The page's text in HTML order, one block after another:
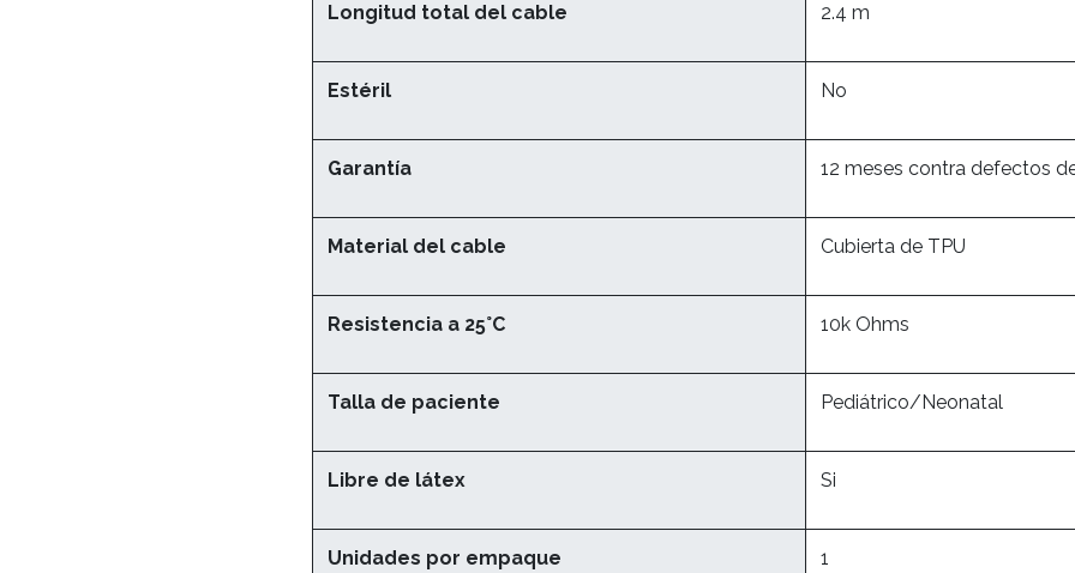
Longitud total del cable 2.4 m
Estéril No
Garantía 12 meses contra defectos
Material del cable Cubierta de TPU
Resistencia a 25°C 10k Ohms
Talla de paciente Pediátrico/Neonatal
Libre de látex Si
Unidades por empaque 1